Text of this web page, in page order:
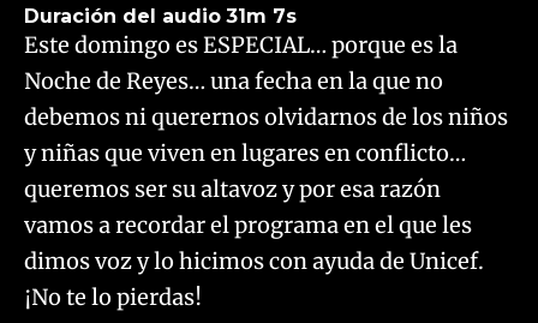
Duración del audio 31m 7s
Este domingo es ESPECIAL… porque es la
Noche de Reyes… una fecha en la que no
debemos ni querernos olvidarnos de los niños
y niñas que viven en lugares en conflicto…
queremos ser su altavoz y por esa razón
vamos a recordar el programa en el que les
dimos voz y lo hicimos con ayuda de Unicef.
¡No te lo pierdas!